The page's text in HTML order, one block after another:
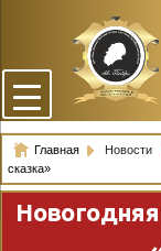
Главная Новости
сказка»